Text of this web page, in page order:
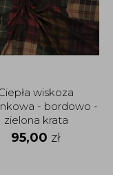
wiskoza
- bordowo -
zielona krata
95,00 zł